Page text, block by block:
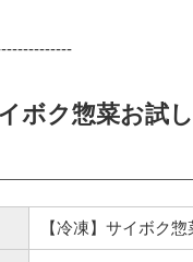
イボク惣菜お
【冷凍】サイボク